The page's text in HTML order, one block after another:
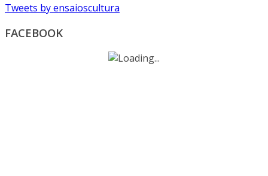
Tweets by ensaioscultura
FACEBOOK